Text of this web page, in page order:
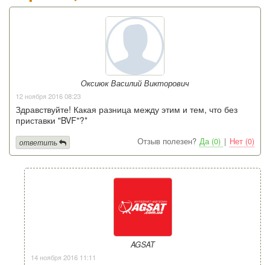
Оксиюк Василий Викторович
12 ноября 2016 08:23
Здравствуйте! Какая разница между этим и тем, что без
приставки "BVF"?*
Отзыв полезен? Да (0) | Нет (0)
ответить
AGSAT
14 ноября 2016 11:11